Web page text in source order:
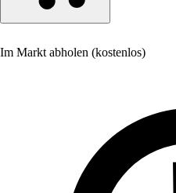
Im Markt abholen (kostenlos)